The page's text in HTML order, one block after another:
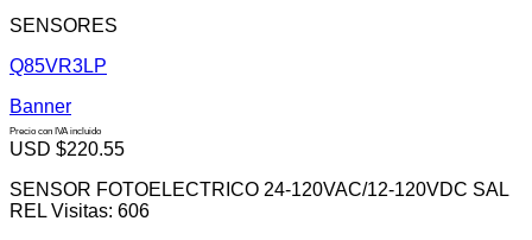
SENSORES
Q85VR3LP
Banner
Precio con IVA incluido
USD $220.55
SENSOR FOTOELECTRICO 24-120VAC/12-120VDC SAL
REL Visitas: 606